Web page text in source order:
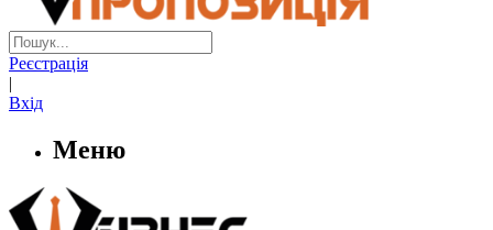
Реєстрація
|
Вхід
Меню